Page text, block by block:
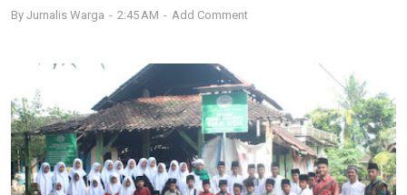
By Jurnalis Warga 2:45 AM Add Comment